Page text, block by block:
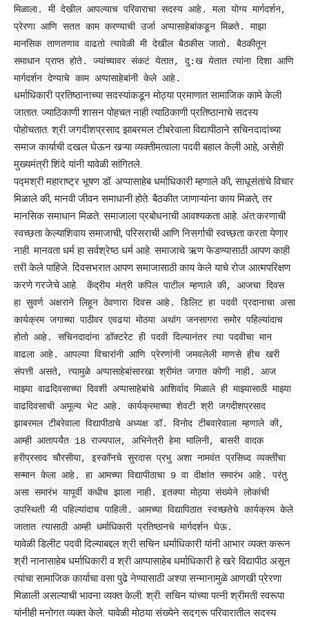
मिळाला. मी देखील आपल्याच परिवाराचा सदस्य आहे. मला योग्य मार्गदर्शन,
प्रेरणा आणि सतत काम करण्याची उर्जा अप्पासाहेबांकडून मिळते. माझा
मानसिक ताणतणाव वाढतो त्यावेळी मी देखील बैठकीस जातो. बैठकीतून
समाधान प्राप्त होते. ज्यांच्यावर संकटं येतात, दु:ख येतात त्यांना दिशा आणि
मार्गदर्शन देण्याचे काम अप्पासाहेबांनी केले आहे.
धर्माधिकारी प्रतिष्ठानाच्या सदस्यांकडून मोठ्या प्रमाणात सामाजिक कामे केली
जातात. ज्याठिकाणी शासन पोहचत नाही त्याठिकाणी प्रतिष्ठानाचे सदस्य
पोहोचतात. श्री जगदीशप्रसाद झाबरमल टीबरेवाला विद्यापीठाने सचिनदादांच्या
समाज कार्याची दखल घेऊन खऱ्या व्यक्तीमत्वाला पदवी बहाल केली आहे, असेही
मुख्यमंत्री शिंदे यांनी यावेळी सांगितले.
पद्मश्री महाराष्ट्र भूषण डॉ. अप्पासाहेब धर्माधिकारी म्हणाले की, साधूसंतांचे विचार
मिळाले की, मानवी जीवन समाधानी होते. बैठकीत जाणाऱ्यांना काय मिळते, तर
मानसिक समाधान मिळते. समाजाला प्रबोधनाची आवश्यकता आहे. अंत:करणाची
स्वच्छता केल्याशिवाय समाजाची, परिसराची आणि निसर्गाची स्वच्छता करता येणार
नाही. मानवता धर्म हा सर्वश्रेष्ठ धर्म आहे. समाजाचे ऋण फेडण्यासाठी आपण काही
तरी केले पाहिजे. दिवसभरात आपण समाजासाठी काय केले याचे रोज आत्मपरिक्षण
करणे गरजेचे आहे.
केंद्रीय मंत्री कपिल पाटील म्हणाले की, आजचा दिवस
हा सुवर्ण अक्षराने लिहून ठेवणारा दिवस आहे. डिलिट हा पदवी प्रदानाचा असा
कार्यक्रम जगाच्या पाठीवर एवढया मोठया अथांग जनसागरा समोर पहिल्यांदाच
होतो आहे. सचिनदादांना डॉक्टरेट ही पदवी दिल्यानंतर त्या पदवीचा मान
वाढला आहे. आपल्या विचारांनी आणि प्रेरणांनी जमवलेली माणसे हीच खरी
संपत्ती असते, त्यामुळे अप्पासाहेबांसारखा श्रीमंत जगात कोणी नाही. आज
माझ्या वाढदिवसाच्या दिवशी अप्पासाहेबांचे आशिर्वाद मिळाले ही माझ्यासाठी माझ्या
वाढदिवसाची अमूल्य भेट आहे. कार्यक्रमाच्या शेवटी श्री जगदीशप्रसाद
झाबरमल टीबरेवाला विद्यापीठाचे अध्यक्ष डॉ. विनोद टीबवारेवाला म्हणाले की,
आम्ही आतापर्यंत 18 राज्यपाल, अभिनेत्री हेमा मालिनी, बासरी वादक
हरीप्रसाद चौरसीया, इस्कॉनचे सुरदास प्रभु अशा नामवंत प्रसिध्द व्यक्तींचा
सन्मान केला आहे. हा आमच्या विद्यापीठाचा 9 वा दीक्षांत समारंभ आहे. परंतु
असा समारंभ यापूर्वी कधीच झाला नाही. इतक्या मोठ्या संख्येने लोकांची
उपस्थिती मी पहिल्यांदाच पाहिली. आमच्या विद्यापिठात स्वच्छतेचे कार्यक्रम केले
जातात त्यासाठी आम्ही धर्माधिकारी प्रतिष्ठानचे मार्गदर्शन घेऊ.
यावेळी डिलीट पदवी दिल्याबद्दल श्री सचिन धर्माधिकारी यांनी आभार व्यक्त करून
श्री नानासाहेब धर्माधिकारी व श्री आप्पासाहेब धर्माधिकारी हे खरे विद्यापीठ असून
त्यांचा सामाजिक कार्याचा वसा पुढे नेण्यासाठी अश्या सन्मानामुळे आणखी प्रेरणा
मिळाली असल्याची भावना व्यक्त केली. श्री. सचिन यांच्या पत्नी श्रीमती स्वरूपा
यांनीही मनोगत व्यक्त केले. यावेळी मोठ्या संख्येने सद्गुरू परिवारातील सदस्य